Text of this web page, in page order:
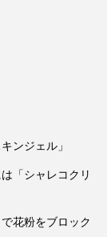
ンジェル」
「シャレコクリ
花粉をブロック